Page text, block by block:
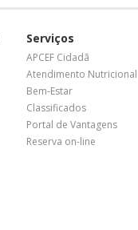
Serviços
APCEF Cidadã
Atendimento Nutricional
Bem-Estar
Classificados
Portal de Vantagens
Reserva on-line